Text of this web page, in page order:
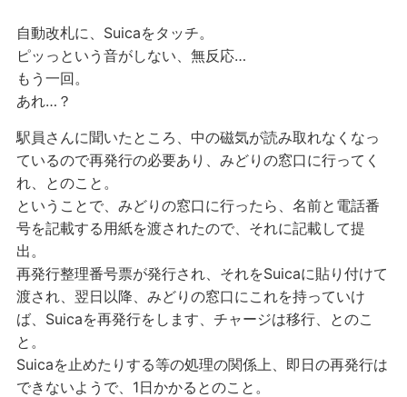
自動改札に、Suicaをタッチ。
ピッっという音がしない、無反応…
もう一回。
あれ…？
駅員さんに聞いたところ、中の磁気が読み取れなくなっ
ているので再発行の必要あり、みどりの窓口に行ってく
れ、とのこと。
ということで、みどりの窓口に行ったら、名前と電話番
号を記載する用紙を渡されたので、それに記載して提
出。
再発行整理番号票が発行され、それをSuicaに貼り付けて
渡され、翌日以降、みどりの窓口にこれを持っていけ
ば、Suicaを再発行をします、チャージは移行、とのこ
と。
Suicaを止めたりする等の処理の関係上、即日の再発行は
できないようで、1日かかるとのこと。